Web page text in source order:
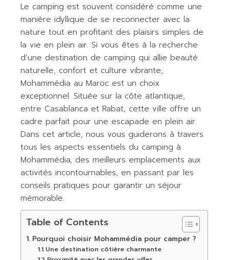
Le camping est souvent considéré comme une
manière idyllique de se reconnecter avec la
nature tout en profitant des plaisirs simples de
la vie en plein air. Si vous êtes à la recherche
d’une destination de camping qui allie beauté
naturelle, confort et culture vibrante,
Mohammédia au Maroc est un choix
exceptionnel. Située sur la côte atlantique,
entre Casablanca et Rabat, cette ville offre un
cadre parfait pour une escapade en plein air.
Dans cet article, nous vous guiderons à travers
tous les aspects essentiels du camping à
Mohammédia, des meilleurs emplacements aux
activités incontournables, en passant par les
conseils pratiques pour garantir un séjour
mémorable.
Table of Contents
Pourquoi choisir Mohammédia pour camper ?
Une destination côtière charmante